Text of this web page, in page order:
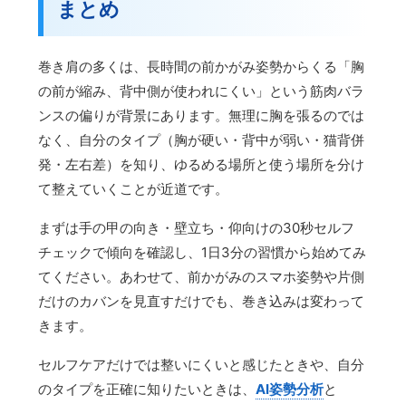
まとめ
巻き肩の多くは、長時間の前かがみ姿勢からくる「胸
の前が縮み、背中側が使われにくい」という筋肉バラ
ンスの偏りが背景にあります。無理に胸を張るのでは
なく、自分のタイプ（胸が硬い・背中が弱い・猫背併
発・左右差）を知り、ゆるめる場所と使う場所を分け
て整えていくことが近道です。
まずは手の甲の向き・壁立ち・仰向けの30秒セルフ
チェックで傾向を確認し、1日3分の習慣から始めてみ
てください。あわせて、前かがみのスマホ姿勢や片側
だけのカバンを見直すだけでも、巻き込みは変わって
きます。
セルフケアだけでは整いにくいと感じたときや、自分
のタイプを正確に知りたいときは、AI姿勢分析と